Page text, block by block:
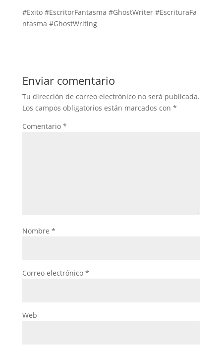
#Exito #EscritorFantasma #GhostWriter #EscrituraFa
ntasma #GhostWriting
Enviar comentario
Tu dirección de correo electrónico no será publicada.
Los campos obligatorios están marcados con *
Comentario *
Nombre *
Correo electrónico *
Web